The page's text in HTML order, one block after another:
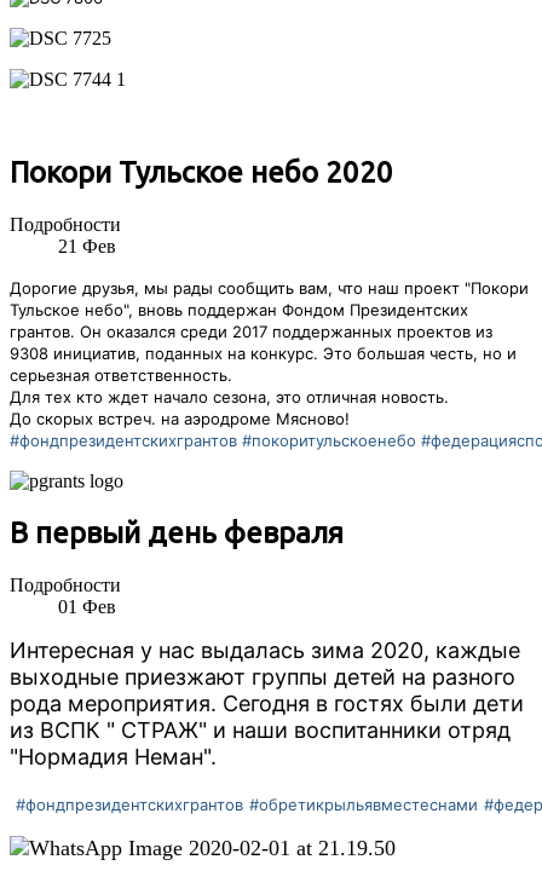
Покори Тульское небо 2020
Подробности
21 Фев
Дорогие друзья, мы рады сообщить вам, что наш проект "Покори
Тульское небо", вновь поддержан Фондом Президентских
грантов. Он оказался среди 2017 поддержанных проектов из
9308 инициатив, поданных на конкурс. Это большая честь, но и
серьезная ответственность.
Для тех кто ждет начало сезона, это отличная новость.
До скорых встреч. на аэродроме Мясново!
#фондпрезидентскихгрантов #покоритульскоенебо
В первый день февраля
Подробности
01 Фев
Интересная у нас выдалась зима 2020, каждые
выходные приезжают группы детей на разного
рода мероприятия. Сегодня в гостях были дети
из ВСПК " СТРАЖ" и наши воспитанники отряд
"Нормадия Неман".
#фондпрезидентскихгрантов #обретикрыльявместеснами